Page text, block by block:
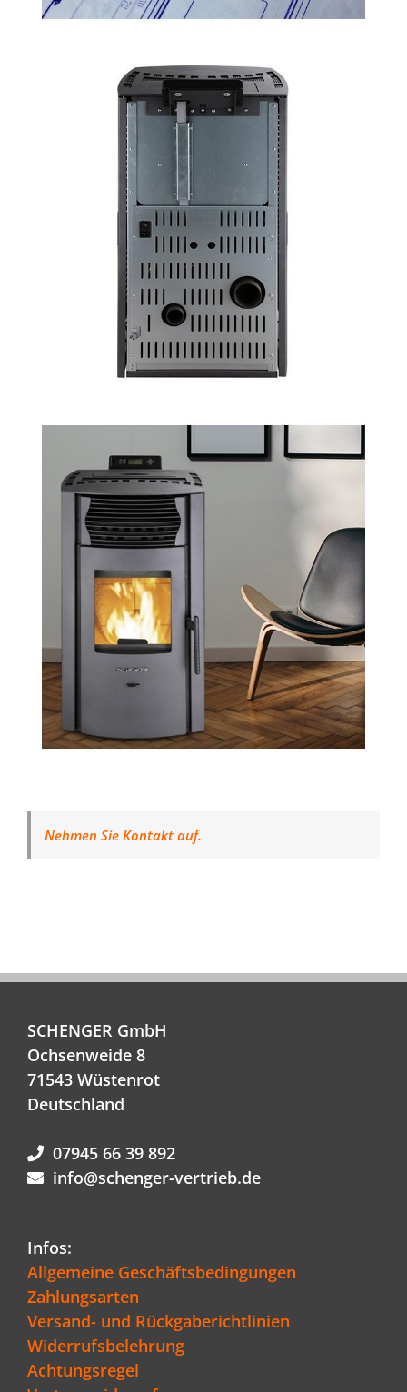
Nehmen Sie Kontakt auf.
SCHENGER GmbH
Ochsenweide 8
71543 Wüstenrot
Deutschland
07945 66 39 892
info@schenger-vertrieb.de
Infos:
Allgemeine Geschäftsbedingungen
Zahlungsarten
Versand- und Rückgaberichtlinien
Widerrufsbelehrung
Achtungsregel